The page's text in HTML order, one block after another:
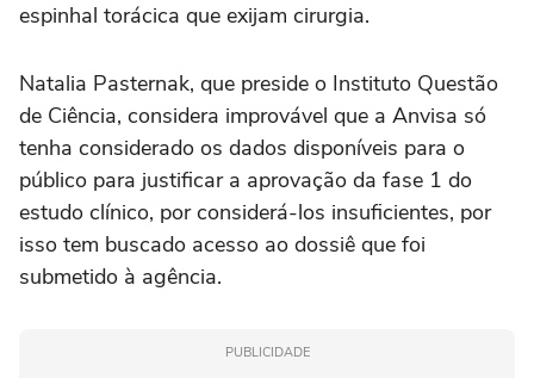
espinhal torácica que exijam cirurgia.
Natalia Pasternak, que preside o Instituto Questão
de Ciência, considera improvável que a Anvisa só
tenha considerado os dados disponíveis para o
público para justificar a aprovação da fase 1 do
estudo clínico, por considerá-los insuficientes, por
isso tem buscado acesso ao dossiê que foi
submetido à agência.
PUBLICIDADE